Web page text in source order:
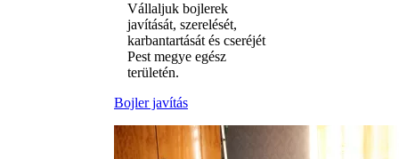
Vállaljuk bojlerek
javítását, szerelését,
karbantartását és cseréjét
Pest megye egész
területén.
Bojler javítás